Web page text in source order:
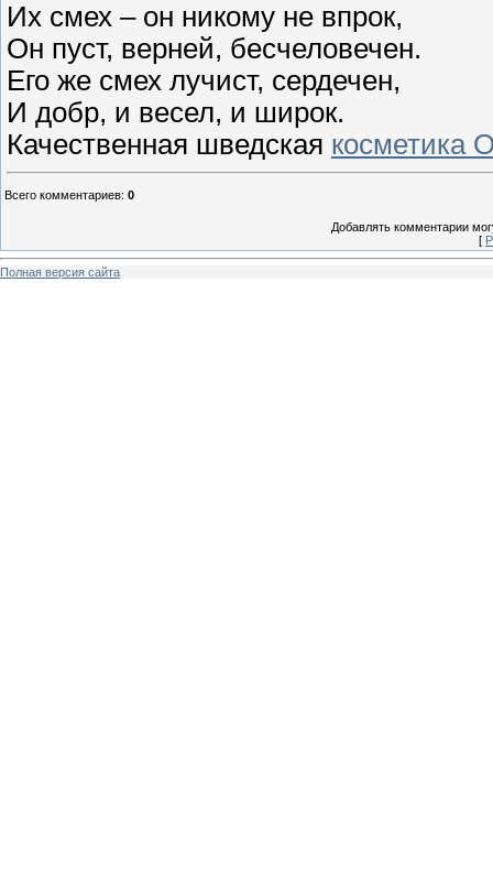
Их смех – он никому не впрок,
Он пуст, верней, бесчеловечен.
Его же смех лучист, сердечен,
И добр, и весел, и широк.
Качественная шведская косметика
Всего комментариев: 0
Добавлять комментарии
[
Полная версия сайта